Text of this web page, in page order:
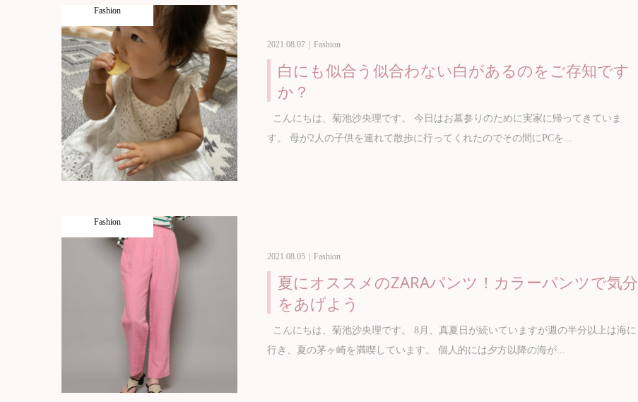
Fashion
2021.08.07 Fashion
白にも似合う似合わない白があるのをご存知です
か？
こんにちは、菊池沙央理です。 今日はお墓参りのために実家に帰ってきていま
す。 母が2人の子供を連れて散歩に行ってくれたのでその間にPCを...
Fashion
2021.08.05 Fashion
夏にオススメのZARAパンツ！カラーパンツで気分
をあげよう
こんにちは、菊池沙央理です。 8月、真夏日が続いていますが週の半分以上は海に
行き、夏の茅ヶ崎を満喫しています。 個人的には夕方以降の海が...